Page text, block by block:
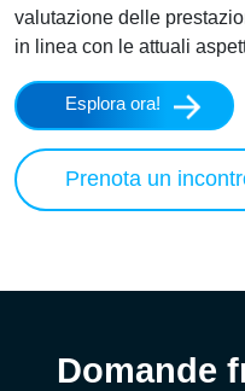
valutazione delle
in linea con le attuali
Esplora ora!
Prenota un
Domande